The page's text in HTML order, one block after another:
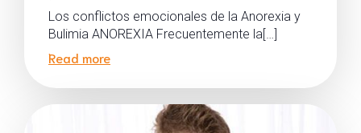
Los conflictos emocionales de la Anorexia y
Bulimia ANOREXIA Frecuentemente la[…]
Read more